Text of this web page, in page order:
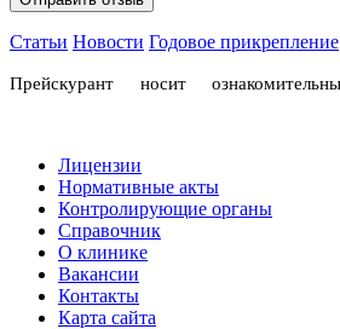
Статьи Новости Годовое прикрепление
Прейскурант носит
Лицензии
Нормативные акты
Контролирующие органы
Справочник
О клинике
Вакансии
Контакты
Карта сайта